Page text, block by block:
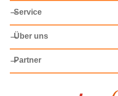
Service
Über uns
Partner